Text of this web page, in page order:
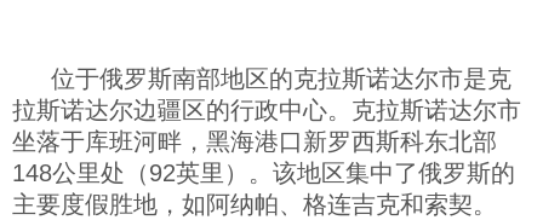
体育
旅游
位于俄罗斯南部地区的克拉斯诺达尔市是克
拉斯诺达尔边疆区的行政中心。克拉斯诺达尔市
坐落于库班河畔，黑海港口新罗西斯科东北部
148公里处（92英里）。该地区集中了俄罗斯的
主要度假胜地，如阿纳帕、格连吉克和索契。